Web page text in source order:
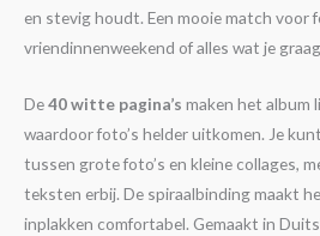
en stevig houdt. Een mooie match voor
vriendinnenweekend of alles wat je
De40 witte pagina’s maken het album
waardoor foto’s helder uitkomen. Je
tussen grote foto’s en kleine collages,
teksten erbij. De spiraalbinding maakt
inplakken comfortabel. Gemaakt in